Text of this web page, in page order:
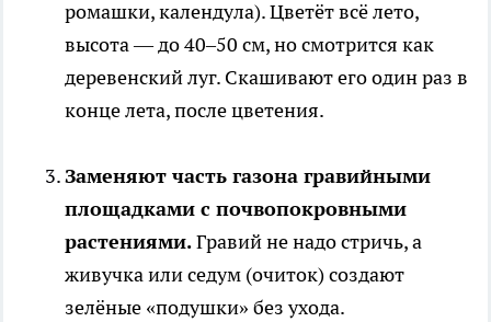
ромашки, календула). Цветёт всё лето,
высота — до 40–50 см, но смотрится как
деревенский луг. Скашивают его один раз в
конце лета, после цветения.
Заменяют часть газона гравийными
площадками с почвопокровными
растениями.Гравий не надо стричь, а
живучка или седум (очиток) создают
зелёные «подушки» без ухода.